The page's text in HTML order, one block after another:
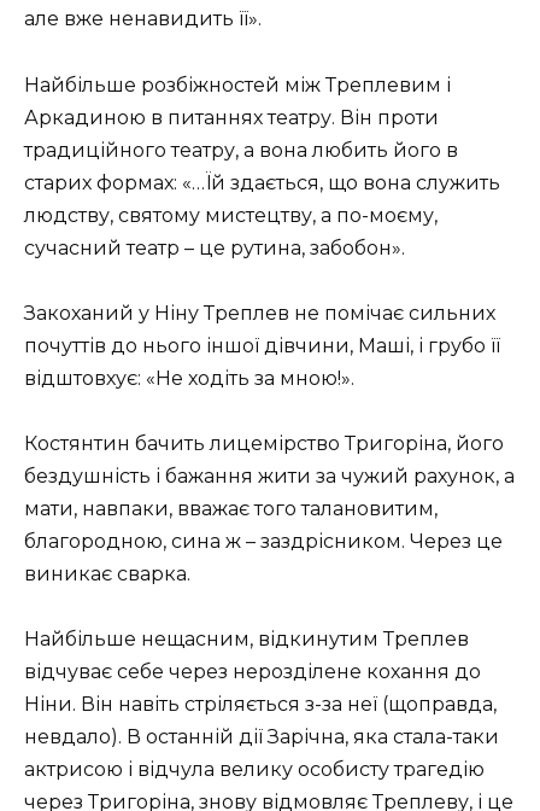
але вже ненавидить її».
Найбільше розбіжностей між Треплевим і
Аркадиною в питаннях театру. Він проти
традиційного театру, а вона любить його в
старих формах: «…Їй здається, що вона служить
людству, святому мистецтву, а по-моєму,
сучасний театр – це рутина, забобон».
Закоханий у Ніну Треплев не помічає сильних
почуттів до нього іншої дівчини, Маші, і грубо її
відштовхує: «Не ходіть за мною!».
Костянтин бачить лицемірство Тригоріна, його
бездушність і бажання жити за чужий рахунок, а
мати, навпаки, вважає того талановитим,
благородною, сина ж – заздрісником. Через це
виникає сварка.
Найбільше нещасним, відкинутим Треплев
відчуває себе через нерозділене кохання до
Ніни. Він навіть стріляється з-за неї (щоправда,
невдало). В останній дії Зарічна, яка стала-таки
актрисою і відчула велику особисту трагедію
через Тригоріна, знову відмовляє Треплеву, і це